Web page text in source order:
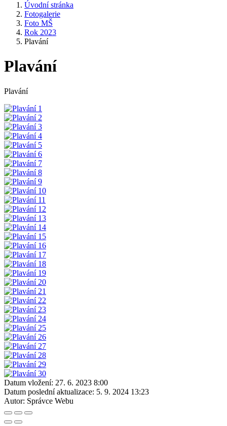
Úvodní stránka
Fotogalerie
Foto MŠ
Rok 2023
Plavání
Plavání
Plavání
Datum vložení: 27. 6. 2023 8:00
Datum poslední aktualizace: 5. 9. 2024 13:23
Autor: Správce Webu